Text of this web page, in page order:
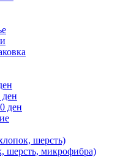
ден
шерсть)
шерсть, микрофибра)